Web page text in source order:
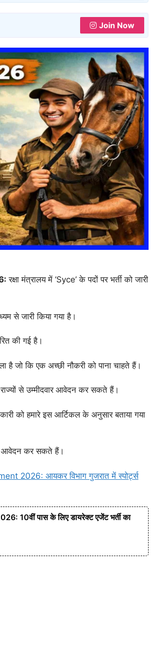
Join Now
रक्षा मंत्रालय में ‘Syce’ के पदों पर भर्ती को जारी
से जारी किया गया है।
की गई है।
है जो कि एक अच्छी नौकरी को पाना चाहते हैं।
राज्यों से उम्मीदवार आवेदन कर सकते हैं।
को हमारे इस आर्टिकल के अनुसार बताया गया
आवेदन कर सकते हैं।
2026: आयकर विभाग गुजरात में स्पोर्ट्स
10वीं पास के लिए डायरेक्ट एजेंट भर्ती का